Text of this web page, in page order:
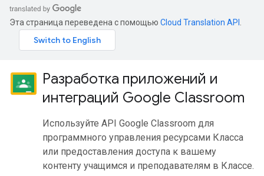
Эта страница переведена с помощью Cloud Translation API
Разработка приложений и
интеграций Google Classroom
Используйте API Google Classroom для
программного управления ресурсами Класса
или предоставления доступа к вашему
контенту учащимся и преподавателям в Классе.